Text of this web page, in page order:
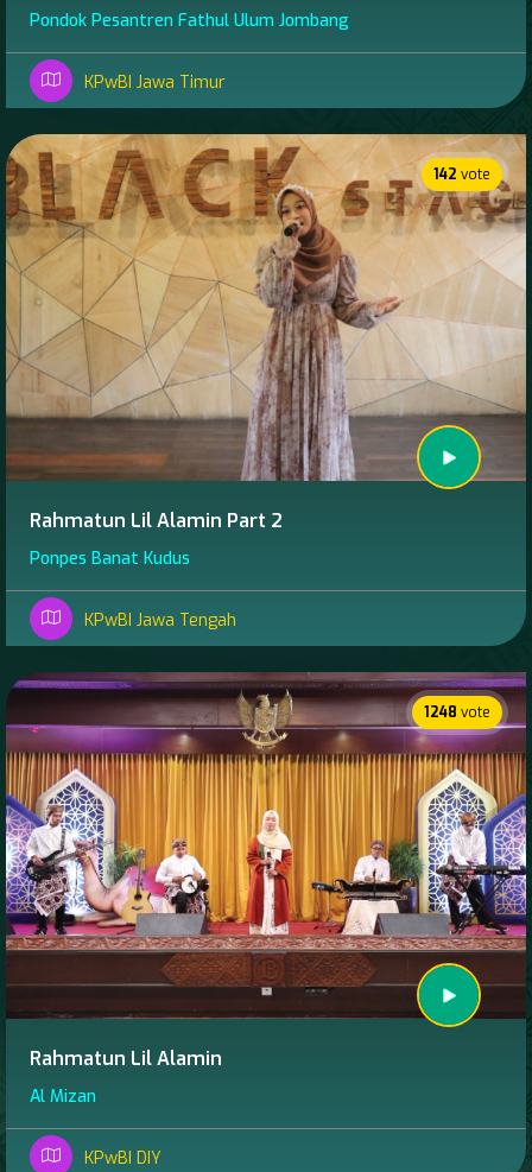
Pondok Pesantren Fathul Ulum Jombang
KPwBI Jawa Timur
142 vote
Rahmatun Lil Alamin Part 2
Ponpes Banat Kudus
KPwBI Jawa Tengah
1248 vote
Rahmatun Lil Alamin
Al Mizan
KPwBI DIY